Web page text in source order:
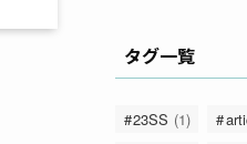
タグ一覧
23SS (1)